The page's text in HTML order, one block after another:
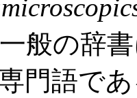
般の辞
門語で